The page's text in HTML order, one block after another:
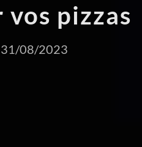
pizzas
31/08/2023